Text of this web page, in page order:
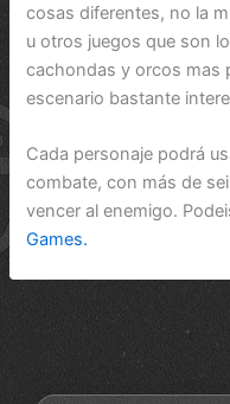
cosas diferentes, no la
u otros juegos que son
cachondas y orcos mas
escenario bastante
Cada personaje podrá
combate, con más de
vencer al enemigo.
Games.